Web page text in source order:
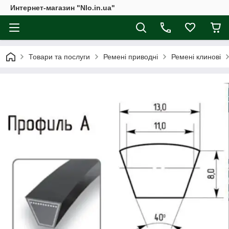
Интернет-магазин "Nlo.in.ua"
Товари та послуги Ремені приводні Ремені клинові